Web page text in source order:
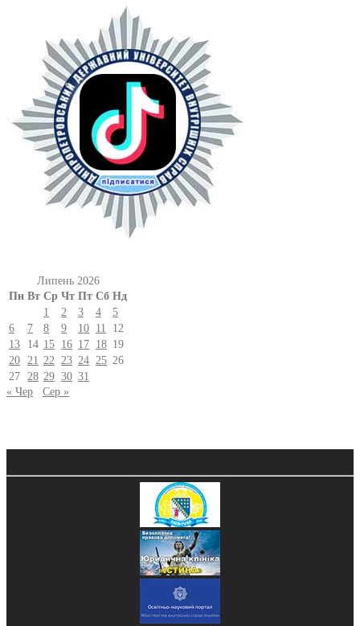
Липень 2026
Пн Вт Ср Чт Пт Сб Нд
1
2 3 4
5
6
7 8 9 10 11
12
13
14 15 16 17 18 19
20 21 22 23 24 25 26
27 28 29 30 31
« Чер
Сер »